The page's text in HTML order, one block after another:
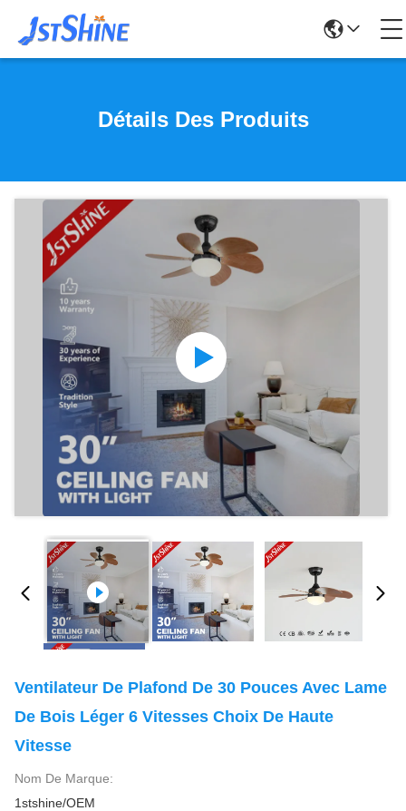
Détails Des Produits
Ventilateur De Plafond De 30 Pouces Avec Lame
De Bois Léger 6 Vitesses Choix De Haute
Vitesse
Nom De Marque:
1stshine/OEM